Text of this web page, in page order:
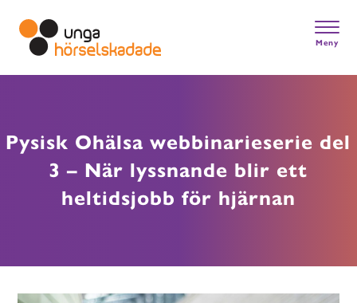
main
content
Meny
Pysisk Ohälsa webbinarieserie del
3 – När lyssnande blir ett
heltidsjobb för hjärnan